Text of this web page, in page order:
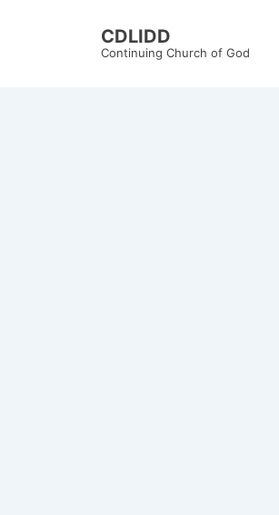
CDLIDD
Continuing Church of God